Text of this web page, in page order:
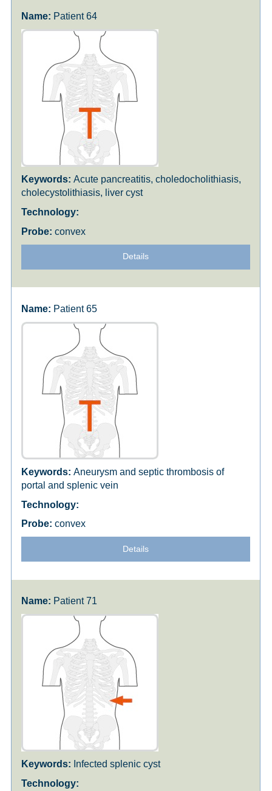
Patient 64
Acute pancreatitis, choledocholithiasis,
cholecystolithiasis, liver cyst
convex
Details
Patient 65
Aneurysm and septic thrombosis of
portal and splenic vein
convex
Details
Patient 71
Infected splenic cyst